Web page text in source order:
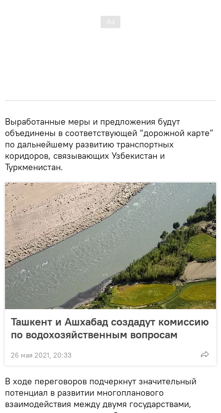
Выработанные меры и предложения будут
объединены в соответствующей “дорожной карте”
по дальнейшему развитию транспортных
коридоров, связывающих Узбекистан и
Туркменистан.
Ташкент и Ашхабад создадут комиссию
по водохозяйственным вопросам
26 мая 2021, 20:33
В ходе переговоров подчеркнут значительный
потенциал в развитии многопланового
взаимодействия между двумя государствами,